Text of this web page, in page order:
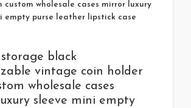
custom wholesale cases mirror luxury
empty purse leather lipstick case
storage black
vintage coin holder
wholesale cases
sleeve mini empty